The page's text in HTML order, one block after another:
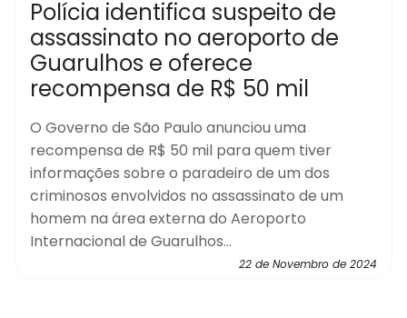
Polícia identifica suspeito de
assassinato no aeroporto de
Guarulhos e oferece
recompensa de R$ 50 mil
O Governo de São Paulo anunciou uma
recompensa de R$ 50 mil para quem tiver
informações sobre o paradeiro de um dos
criminosos envolvidos no assassinato de um
homem na área externa do Aeroporto
Internacional de Guarulhos...
22 de Novembro de 2024